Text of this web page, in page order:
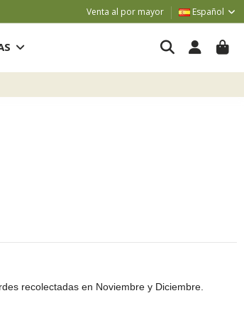
Venta al por mayor Español
recolectadas en Noviembre y Diciembre.